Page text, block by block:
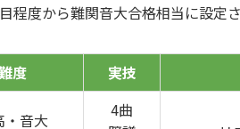
程度から難関音大合格相当に設定さ
度 実技
・音大
4曲